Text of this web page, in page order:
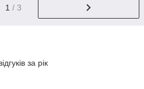
1 / 3
за рік